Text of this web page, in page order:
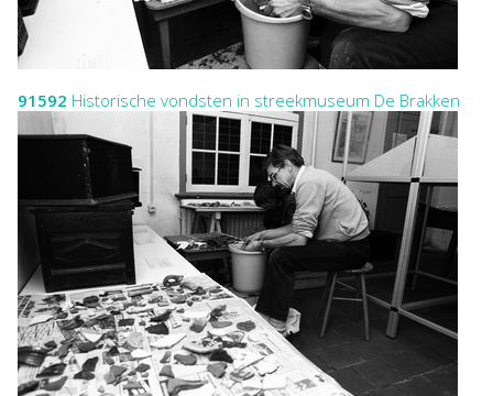
91592 Historische vondsten in streekmuseum De Brakken